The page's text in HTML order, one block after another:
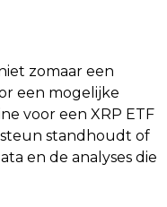
zomaar een
een mogelijke
voor een XRP ETF
standhoudt of
en de analyses die